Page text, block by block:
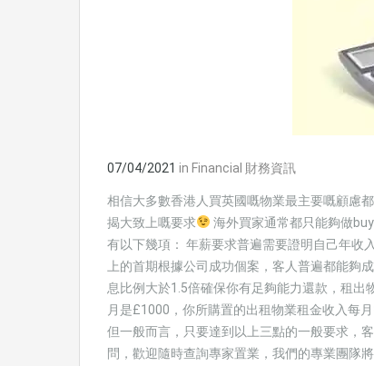
07/04/2021 in Financial 財務資訊
相信大多數香港人買英國嘅物業最主要嘅顧慮
揭大致上嘅要求
海外買家通常都只能夠做
有以下幾項： 年薪要求普遍需要證明自己年收
上的首期根據公司成功個案，客人普遍都能夠
息比例大於1.5倍確保你有足夠能力還款，租出
月是£1000，你所購置的出租物業租金收入每
但一般而言，只要達到以上三點的一般要求，
問，歡迎隨時查詢專家置業，我們的專業團隊